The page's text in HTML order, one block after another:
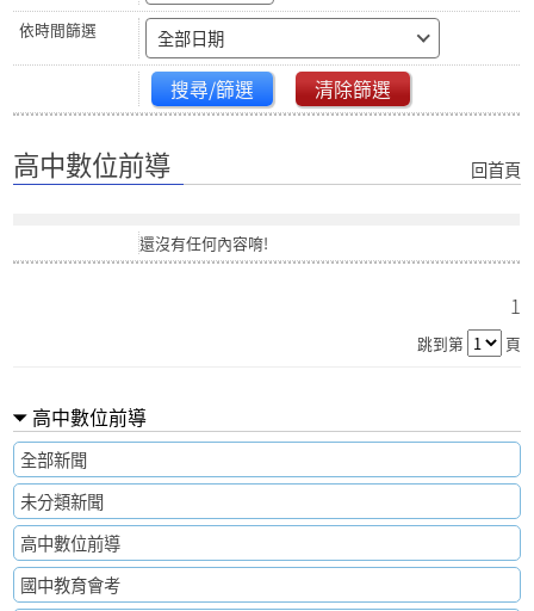
全部日期
搜尋/篩選 清除篩選
高中數位前導 回首頁
還沒有任何內容唷!
1
跳到第 頁
高中數位前導
全部新聞
未分類新聞
高中數位前導
國中教育會考